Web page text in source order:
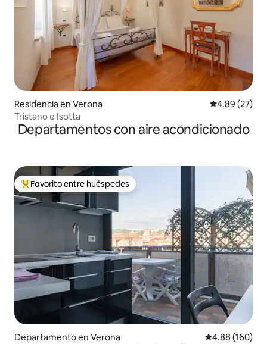
Residencia en Verona Calificación
4.89 (27)
Tristano e Isotta
Departamentos con aire acondicionado
De los mejores en Favorito entre huéspedes
Favorito entre huéspedes
Departamento en Verona Calificación
4.88 (160)